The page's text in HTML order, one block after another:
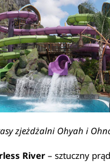
zjeżdżalni Ohyah i
River – sztuczny